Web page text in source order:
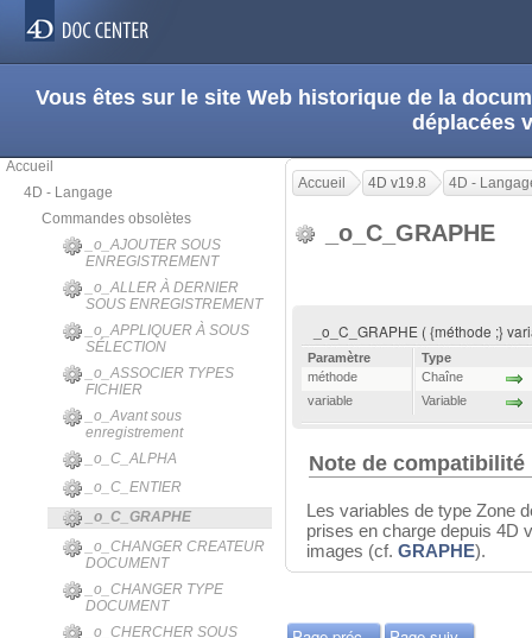
Vous êtes sur le site Web historique de la
déplacées
Accueil
4D - Langage
Commandes obsolètes
_o_AJOUTER SOUS
ENREGISTREMENT
_o_ALLER À DERNIER
SOUS ENREGISTREMENT
_o_APPLIQUER À SOUS
SÉLECTION
_o_ASSOCIER TYPES
FICHIER
_o_Avant sous
enregistrement
_o_C_ALPHA
_o_C_ENTIER
_o_C_GRAPHE
_o_CHANGER CREATEUR
DOCUMENT
_o_CHANGER TYPE
DOCUMENT
_o_CHERCHER SOUS
Accueil 4D v19.8 4D -
_o_C_GRAPHE
_o_C_GRAPHE ( {méthode ;}
Paramètre
Type
méthode
Chaîne
variable
Variable
Note de compatibilité
Les variables de type Zone
prises en charge depuis 4D
images (cf. GRAPHE).